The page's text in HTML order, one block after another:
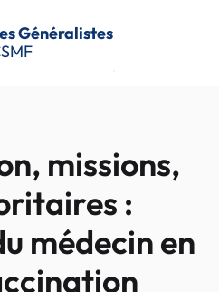
Généralistes
missions,
:
médecin en